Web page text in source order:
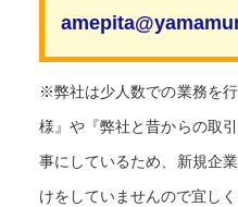
※弊社は少人数での業務を
様』や『弊社と昔からの取
事にしているため、新規企
けをしていませんので宜しく